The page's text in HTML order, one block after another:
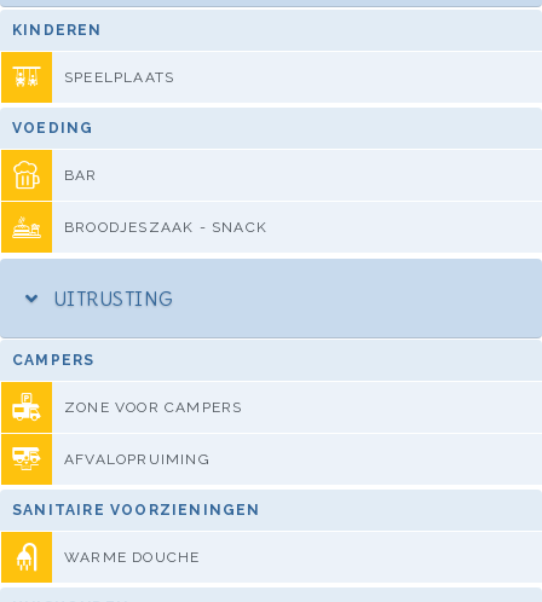
KINDEREN
SPEELPLAATS
VOEDING
BAR
BROODJESZAAK - SNACK
UITRUSTING
CAMPERS
ZONE VOOR CAMPERS
AFVALOPRUIMING
SANITAIRE VOORZIENINGEN
WARME DOUCHE